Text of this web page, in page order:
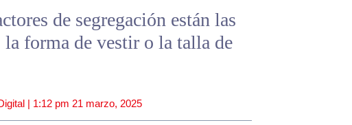
de segregación están las
forma de vestir o la talla de
| 1:12 pm 21 marzo, 2025